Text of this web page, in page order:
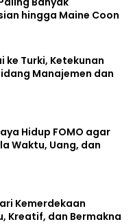
hingga Maine Coon
ke Turki, Ketekunan
Manajemen dan
Hidup FOMO agar
Waktu, Uang, dan
Kemerdekaan
Kreatif, dan Bermakna